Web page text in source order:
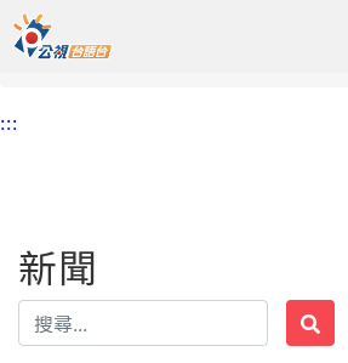
中央內容區塊
頭頁
:::
新聞